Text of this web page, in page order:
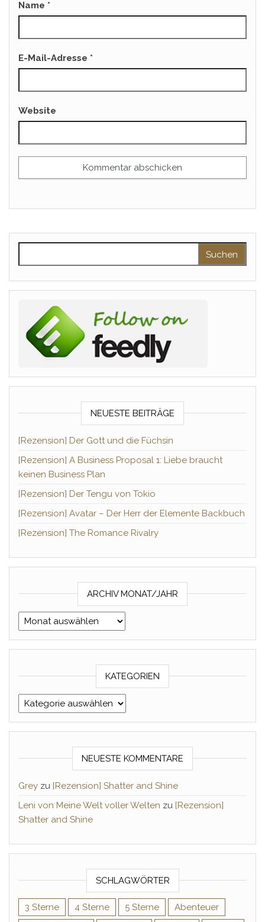
Name *
E-Mail-Adresse *
Website
NEUESTE BEITRÄGE
[Rezension] Der Gott und die Füchsin
[Rezension] A Business Proposal 1: Liebe braucht
keinen Business Plan
[Rezension] Der Tengu von Tokio
[Rezension] Avatar – Der Herr der Elemente Backbuch
[Rezension] The Romance Rivalry
ARCHIV MONAT/JAHR
Archiv Monat/Jahr
KATEGORIEN
Kategorien
NEUESTE KOMMENTARE
Grey zu [Rezension] Shatter and Shine
Leni von Meine Welt voller Welten zu [Rezension]
Shatter and Shine
SCHLAGWÖRTER
3 Sterne 4 Sterne 5 Sterne
Abenteuer